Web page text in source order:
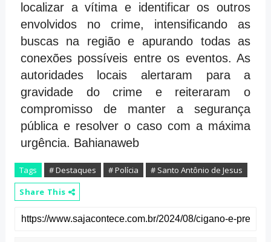
localizar a vítima e identificar os outros
envolvidos no crime, intensificando as
buscas na região e apurando todas as
conexões possíveis entre os eventos. As
autoridades locais alertaram para a
gravidade do crime e reiteraram o
compromisso de manter a segurança
pública e resolver o caso com a máxima
urgência. Bahianaweb
Tags # Destaques # Polícia
# Santo Antônio de Jesus
Share This